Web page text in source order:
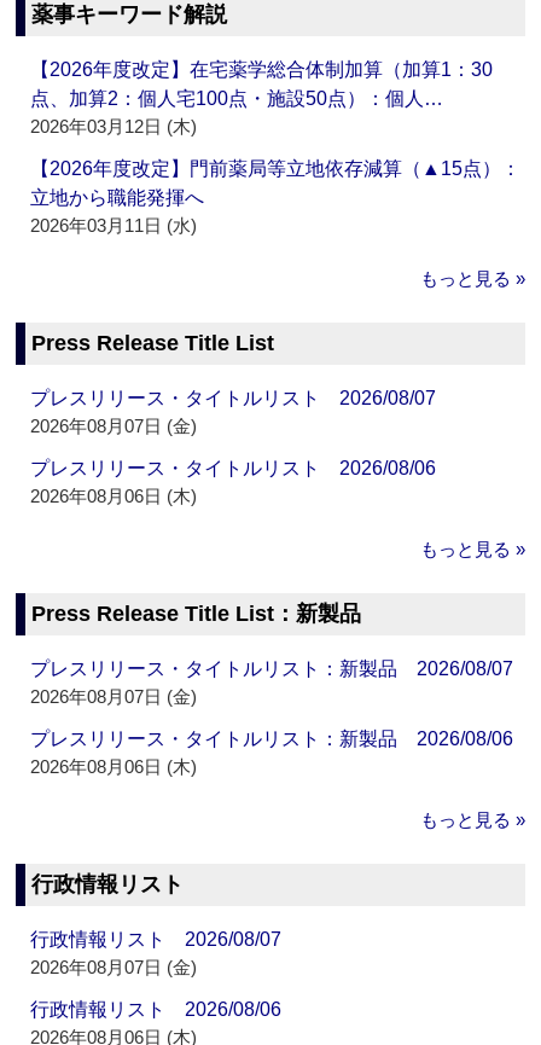
薬事キーワード解説
【2026年度改定】在宅薬学総合体制加算（加算1：30
点、加算2：個人宅100点・施設50点）：個人…
2026年03月12日 (木)
【2026年度改定】門前薬局等立地依存減算（▲15点）：
立地から職能発揮へ
2026年03月11日 (水)
もっと見る »
Press Release Title List
プレスリリース・タイトルリスト 2026/08/07
2026年08月07日 (金)
プレスリリース・タイトルリスト 2026/08/06
2026年08月06日 (木)
もっと見る »
Press Release Title List：新製品
プレスリリース・タイトルリスト：新製品 2026/08/07
2026年08月07日 (金)
プレスリリース・タイトルリスト：新製品 2026/08/06
2026年08月06日 (木)
もっと見る »
行政情報リスト
行政情報リスト 2026/08/07
2026年08月07日 (金)
行政情報リスト 2026/08/06
2026年08月06日 (木)